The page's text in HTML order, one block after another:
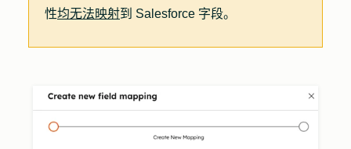
性均无法映射到 Salesforce 字段。